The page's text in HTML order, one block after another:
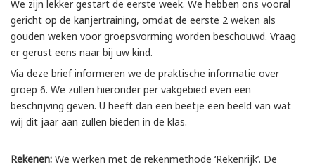
We zijn lekker gestart de eerste week. We hebben ons vooral
gericht op de kanjertraining, omdat de eerste 2 weken als
gouden weken voor groepsvorming worden beschouwd. Vraag
er gerust eens naar bij uw kind.
Via deze brief informeren we de praktische informatie over
groep 6. We zullen hieronder per vakgebied even een
beschrijving geven. U heeft dan een beetje een beeld van wat
wij dit jaar aan zullen bieden in de klas.
Rekenen: We werken met de rekenmethode ‘Rekenrijk’. De